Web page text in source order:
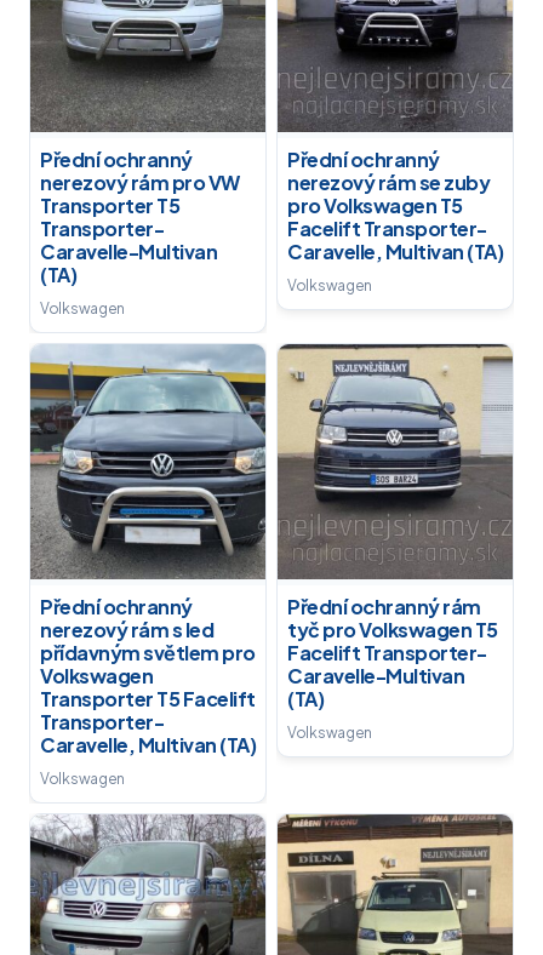
Přední ochranný
nerezový rám pro VW
Transporter T5
Transporter-
Caravelle-Multivan
(TA)
Volkswagen
Přední ochranný
nerezový rám se zuby
pro Volkswagen T5
Facelift Transporter-
Caravelle, Multivan (TA)
Volkswagen
Přední ochranný
nerezový rám s led
přídavným světlem pro
Volkswagen
Transporter T5 Facelift
Transporter-
Caravelle, Multivan (TA)
Volkswagen
Přední ochranný rám
tyč pro Volkswagen T5
Facelift Transporter-
Caravelle-Multivan
(TA)
Volkswagen